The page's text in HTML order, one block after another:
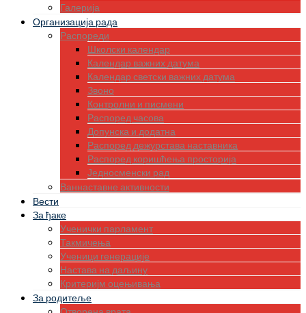
Галерија
Организација рада
Распореди
Школски календар
Календар важних датума
Календар светски важних датума
Звоно
Контролни и писмени
Распоред часова
Допунска и додатна
Распоред дежурстава наставника
Распоред коришћења просторија
Једносменски рад
Ваннаставне активности
Вести
За ђаке
Ученички парламент
Такмичења
Ученици генерације
Настава на даљину
Критеријм оцењивања
За родитеље